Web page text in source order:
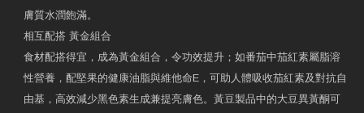
膚質水潤飽滿。
相互配搭 黃金組合
食材配搭得宜，成為黃金組合，令功效提升；如番茄中茄紅素屬脂溶
性營養，配堅果的健康油脂與維他命E，可助人體吸收茄紅素及對抗自
由基，高效減少黑色素生成兼提亮膚色。黃豆製品中的大豆異黃酮可